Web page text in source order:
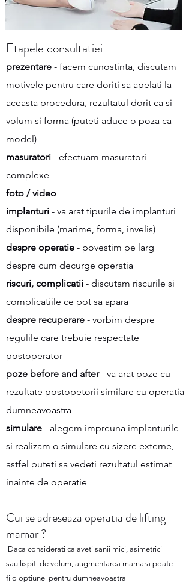
Etapele consultatiei
prezentare - facem cunostinta, discutam
motivele pentru care doriti sa apelati la
aceasta procedura, rezultatul dorit ca si
volum si forma (puteti aduce o poza ca
model)
masuratori - efectuam masuratori
complexe
foto / video
implanturi - va arat tipurile de implanturi
disponibile (marime, forma, invelis)
despre operatie - povestim pe larg
despre cum decurge operatia
riscuri, complicatii - discutam riscurile si
complicatiile ce pot sa apara
despre recuperare - vorbim despre
regulile care trebuie respectate
postoperator
poze before and after- va arat poze cu
rezultate postopetorii similare cu operatia
dumneavoastra
simulare - alegem impreuna implanturile
si realizam o simulare cu sizere externe,
astfel puteti sa vedeti rezultatul estimat
inainte de operatie
Cui se adreseaza operatia de lifting
mamar ?
Daca considerati ca aveti sanii mici, asimetrici
sau lispiti de volum, augmentarea mamara poate
fi o optiune pentru dumneavoastra